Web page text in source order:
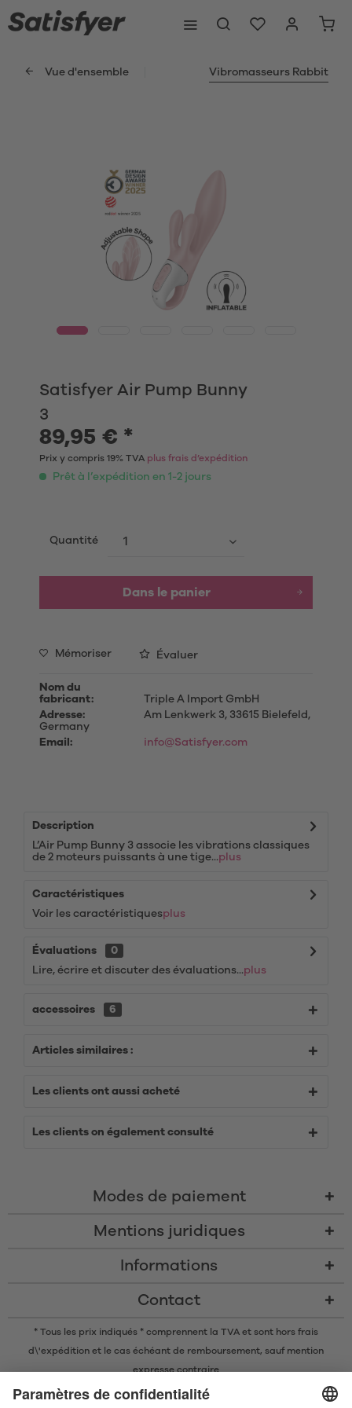
Vue d'ensemble Vibromasseurs Rabbit
Satisfyer Air Pump Bunny
3
89,95 € *
Prix y compris 19% TVA plus frais d’expédition
Prêt à l’expédition en 1-2 jours
Quantité
Dans le panier
Mémoriser Évaluer
Nom du
fabricant:
Triple A Import GmbH
Adresse:
Am Lenkwerk 3, 33615 Bielefeld,
Germany
Email:
info@Satisfyer.com
Description
L’Air Pump Bunny 3 associe les vibrations classiques
de 2 moteurs puissants à une tige...plus
Caractéristiques
Voir les caractéristiquesplus
Évaluations
0
Lire, écrire et discuter des évaluations...plus
accessoires 6
Articles similaires :
Les clients ont aussi acheté
Les clients on également consulté
Modes de paiement
Mentions juridiques
Informations
Contact
* Tous les prix indiqués * comprennent la TVA et sont hors frais
d\'expédition et le cas échéant de remboursement, sauf mention
expresse contraire
* La marque nominative et les logos Bluetooth® sont des marques